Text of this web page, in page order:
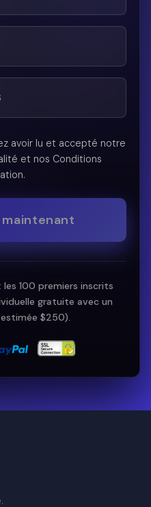
avoir lu et accepté notre
et nos Conditions
maintenant
100 premiers inscrits
gratuite avec un
$250).